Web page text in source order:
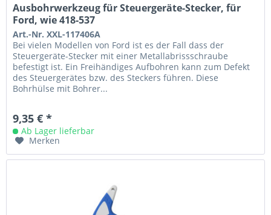
Ausbohrwerkzeug für Steuergeräte-Stecker, für
Ford, wie 418-537
Art.-Nr. XXL-117406A
Bei vielen Modellen von Ford ist es der Fall dass der
Steuergeräte-Stecker mit einer Metallabrissschraube
befestigt ist. Ein Freihändiges Aufbohren kann zum Defekt
des Steuergerätes bzw. des Steckers führen. Diese
Bohrhülse mit Bohrer...
9,35 € *
Ab Lager lieferbar
Merken